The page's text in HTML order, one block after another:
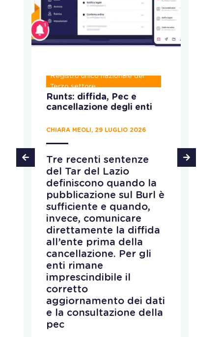
Registro unico nazionale del
Terzo settore
Runts: diffida, Pec e
cancellazione degli enti
CHIARA MEOLI, 29 LUGLIO 2026
Tre recenti sentenze
del Tar del Lazio
definiscono quando la
pubblicazione sul Burl è
sufficiente e quando,
invece, comunicare
direttamente la diffida
all’ente prima della
cancellazione. Per gli
enti rimane
imprescindibile il
corretto
aggiornamento dei dati
e la consultazione della
pec